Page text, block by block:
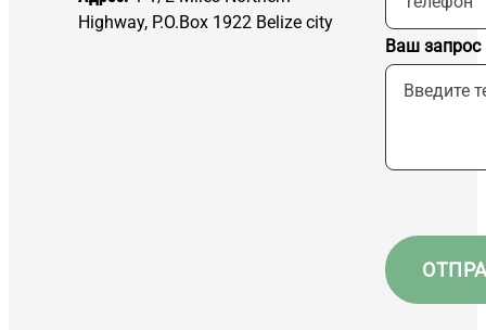
Highway, P.O.Box 1922 Belize city
Ваш запрос